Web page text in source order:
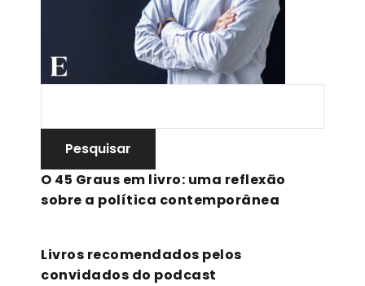
O 45 Graus em livro: uma reflexão
sobre a política contemporânea
Livros recomendados pelos
convidados do podcast